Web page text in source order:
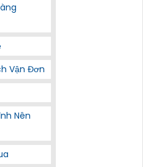
Vận Đơn
Nên